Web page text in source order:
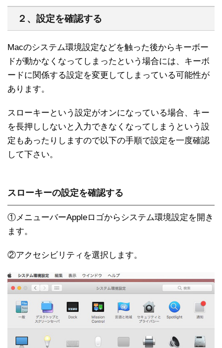
２、設定を確認する
Macのシステム環境設定などを触った後からキーボー
ドが動かなくなってしまったという場合には、キーボ
ードに関係する設定を変更してしまっている可能性が
あります。
スローキーという設定がオンになっている場合、キー
を長押ししないと入力できなくなってしまうという設
定もあったりしますので以下の手順で設定を一度確認
して下さい。
スローキーの設定を確認する
①メニューバーAppleロゴからシステム環境設定を開き
ます。
②アクセシビリティを選択します。